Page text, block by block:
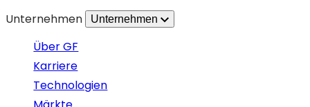
Unternehmen
Unternehmen
Über GF
Karriere
Technologien